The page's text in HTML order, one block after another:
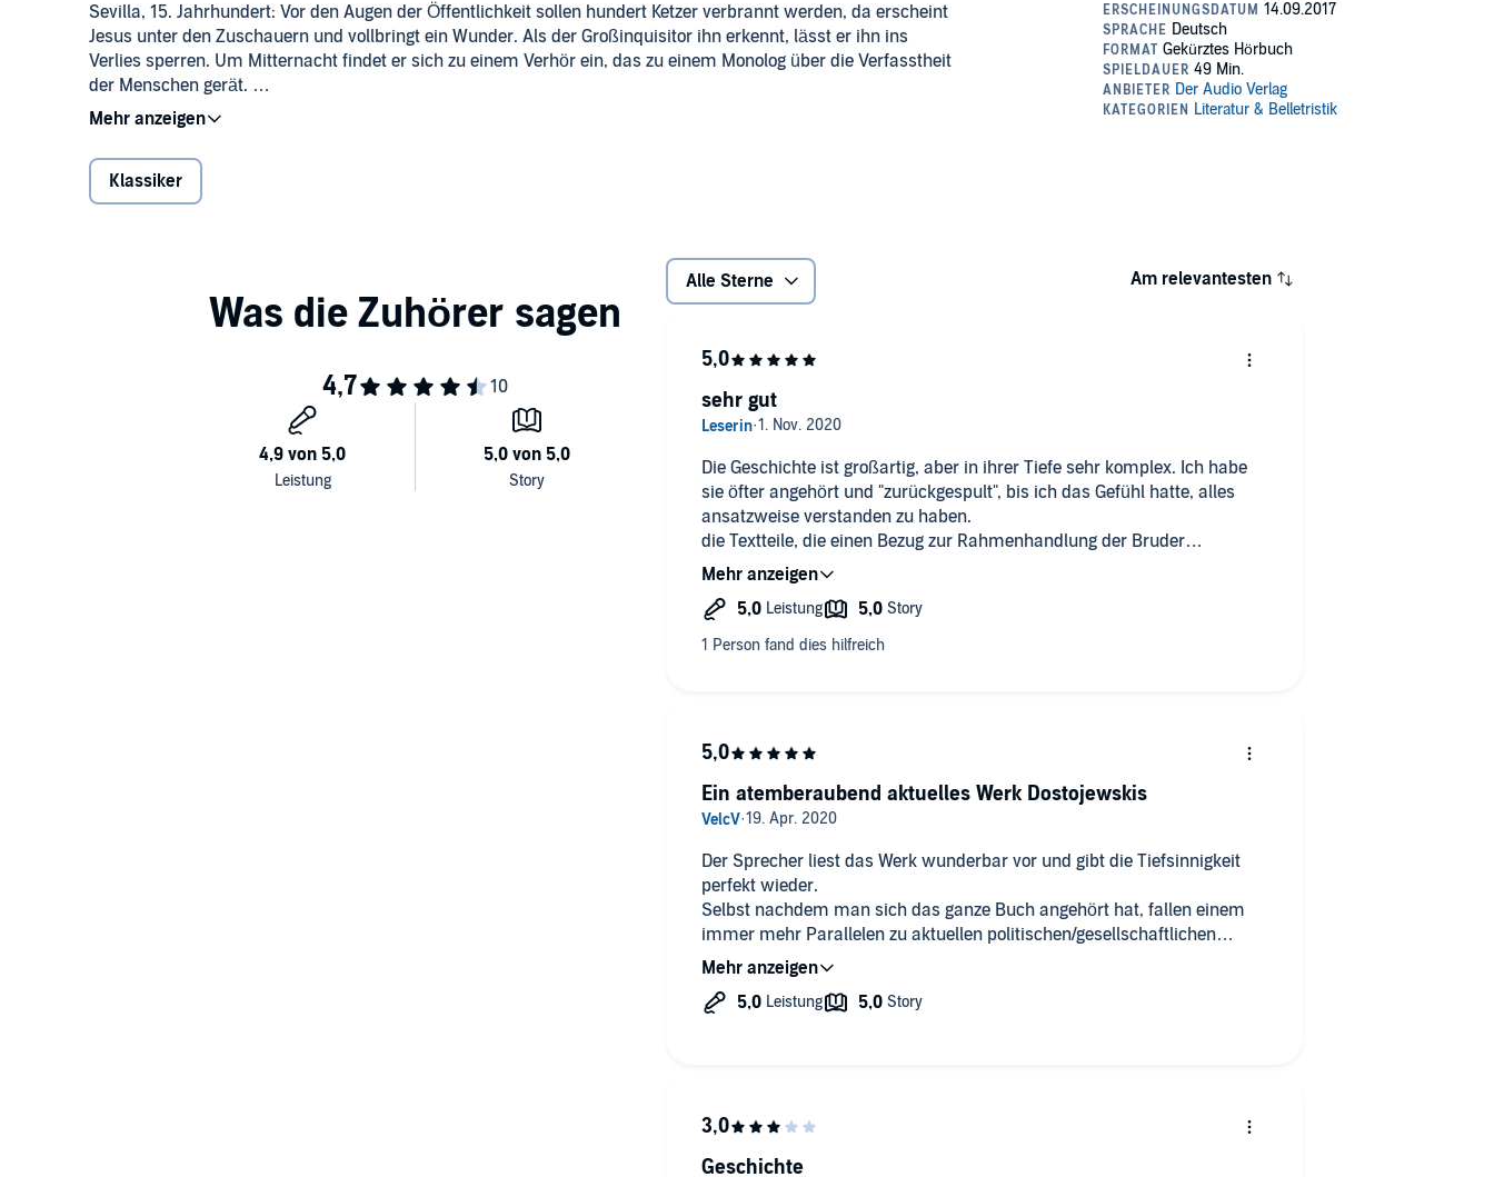
Sevilla, 15. Jahrhundert: Vor den Augen der Öffentlichkeit sollen hundert Ketzer verbrannt werden, da erscheint
Jesus unter den Zuschauern und vollbringt ein Wunder. Als der Großinquisitor ihn erkennt, lässt er ihn ins
Verlies sperren. Um Mitternacht findet er sich zu einem Verhör ein, das zu einem Monolog über die Verfasstheit
der Menschen gerät.
Die Parabel "Der Großinquisitor" verhandelt die grundsätzlichen Fragen über Freiheit, Glaube, Liebe und
Vergebung und entfaltete nach Veröffentlichung eine große Wirkungsmacht. Günter Einbrodt liest dieses
außergewöhnliche literarische Kleinod.©2017 Der Audio Verlag (P)2017 Der Audio Verlag
Klassiker
Alle Sterne Am relevantesten
Die Geschichte ist großartig, aber in ihrer Tiefe sehr komplex. Ich habe
sie öfter angehört und "zurückgespult", bis ich das Gefühl hatte, alles
ansatzweise verstanden zu haben.
die Textteile, die einen Bezug zur Rahmenhandlung der Bruder
Karamasow haben, fehlen in dieser Ausgabe; es ist wirklich nur Iwans
Geschichte vom Großinquisitor. die Sprache der Übersetzung ist gut
verständlich.
sehr gut
Der Sprecher liest das Werk wunderbar vor und gibt die Tiefsinnigkeit
perfekt wieder.
Selbst nachdem man sich das ganze Buch angehört hat, fallen einem
immer mehr Parallelen zu aktuellen politischen/gesellschaftlichen
Geschehnissen auf.
Es ist ein unglaublich zeitloses Meisterwerk, welches perfekt die Kirche
und die Menschheit reflektiert, diskutiert und hinterfragt.
Ein atemberaubend aktuelles Werk Dostojewskis
Geschichte